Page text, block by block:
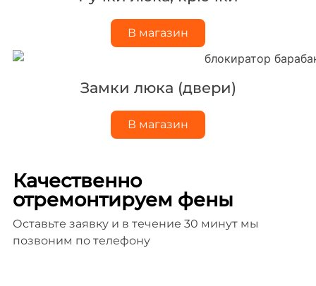
В магазин
Замки люка (двери)
В магазин
Качественно
отремонтируем фены
Оставьте заявку и в течение 30 минут мы
позвоним по телефону